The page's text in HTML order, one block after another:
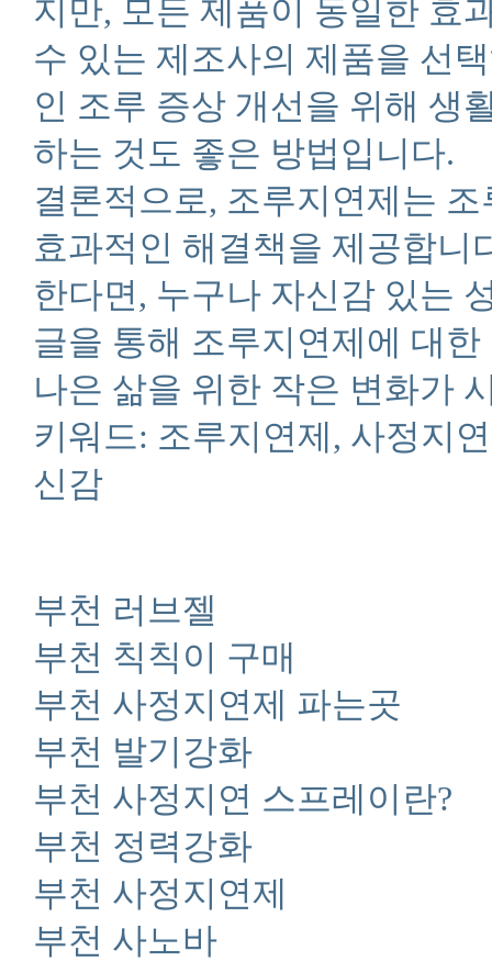
지만, 모든 제품이 동일한 효
수 있는 제조사의 제품을 선
인 조루 증상 개선을 위해 생
하는 것도 좋은 방법입니다.
결론적으로, 조루지연제는
효과적인 해결책을 제공합니
한다면, 누구나 자신감 있는
글을 통해 조루지연제에 대
나은 삶을 위한 작은 변화가
키워드: 조루지연제, 사정지
신감
부천 러브젤
부천 칙칙이 구매
부천 사정지연제 파는곳
부천 발기강화
부천 사정지연 스프레이란?
부천 정력강화
부천 사정지연제
부천 사노바